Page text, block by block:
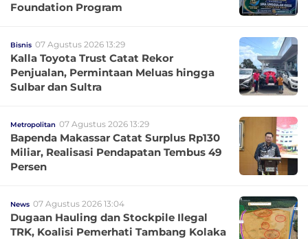
Foundation Program
Bisnis 07 Agustus 2026 13:29
Kalla Toyota Trust Catat Rekor
Penjualan, Permintaan Meluas hingga
Sulbar dan Sultra
Metropolitan 07 Agustus 2026 13:29
Bapenda Makassar Catat Surplus Rp130
Miliar, Realisasi Pendapatan Tembus 49
Persen
News 07 Agustus 2026 13:04
Dugaan Hauling dan Stockpile Ilegal
TRK, Koalisi Pemerhati Tambang Kolaka